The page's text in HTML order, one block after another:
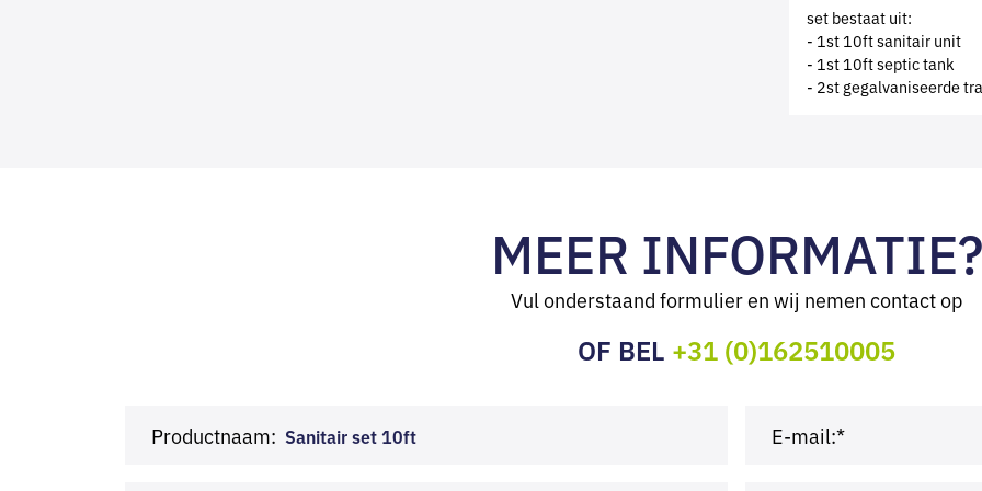
set bestaat uit:
- 1st 10ft sanitair unit
- 1st 10ft septic tank
- 2st gegalvaniseerde
MEER INFORMATIE?
Vul onderstaand formulier en wij nemen contact op
OF BEL +31 (0)162510005
Productnaam: Sanitair set 10ft E-mail:*